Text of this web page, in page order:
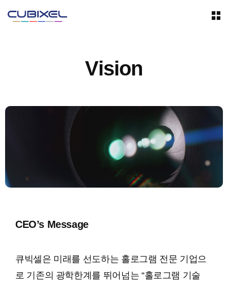
Vision
CEO’s Message
큐빅셀은 미래를 선도하는 홀로그램 전문 기업으
로 기존의 광학한계를 뛰어넘는 “홀로그램 기술